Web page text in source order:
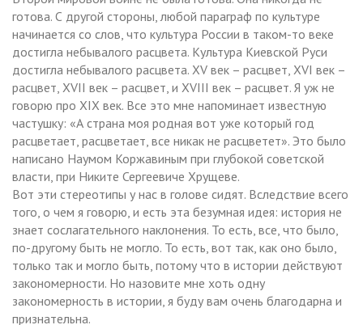
готова. С другой стороны, любой параграф по культуре
начинается со слов, что культура России в таком-то веке
достигла небывалого расцвета. Культура Киевской Руси
достигла небывалого расцвета. XV век – расцвет, XVI век –
расцвет, XVII век – расцвет, и XVIII век – расцвет. Я уж не
говорю про XIX век. Все это мне напоминает известную
частушку: «А страна моя родная вот уже который год
расцветает, расцветает, все никак не расцветет». Это было
написано Наумом Коржавиным при глубокой советской
власти, при Никите Сергеевиче Хрущеве.
Вот эти стереотипы у нас в голове сидят. Вследствие всего
того, о чем я говорю, и есть эта безумная идея: история не
знает сослагательного наклонения. То есть, все, что было,
по-другому быть не могло. То есть, вот так, как оно было,
только так и могло быть, потому что в истории действуют
закономерности. Но назовите мне хоть одну
закономерность в истории, я буду вам очень благодарна и
признательна.